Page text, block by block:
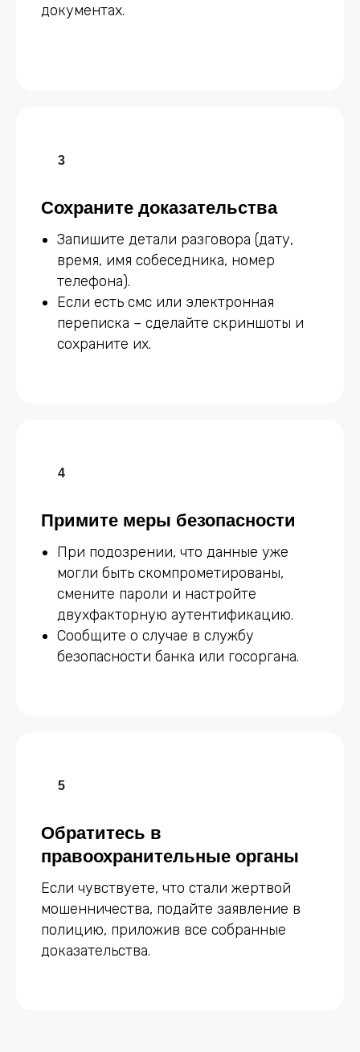
документах.
Сохраните доказательства
Запишите детали разговора (дату,
время, имя собеседника, номер
телефона).
Если есть смс или электронная
переписка – сделайте скриншоты и
сохраните их.
Примите меры безопасности
При подозрении, что данные уже
могли быть скомпрометированы,
смените пароли и настройте
двухфакторную аутентификацию.
Сообщите о случае в службу
безопасности банка или госоргана.
Обратитесь в
правоохранительные органы
Если чувствуете, что стали жертвой
мошенничества, подайте заявление в
полицию, приложив все собранные
доказательства.